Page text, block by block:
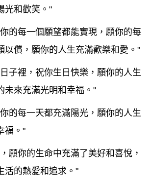
光和歡笑。"
的每一個願望都能實現，願你的每
以償，願你的人生充滿歡樂和愛。"
子裡，祝你生日快樂，願你的人生
未來充滿光明和幸福。"
的每一天都充滿陽光，願你的人生
福。"
願你的生命中充滿了美好和喜悅，
活的熱愛和追求。"